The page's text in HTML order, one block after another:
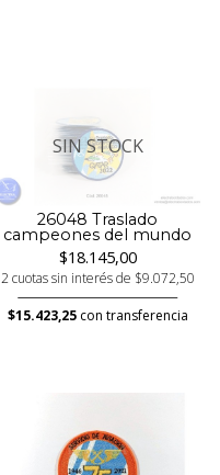
SIN STOCK
26048 Traslado
campeones del mundo
$18.145,00
2 cuotas sin interés de $9.072,50
$15.423,25con transferencia